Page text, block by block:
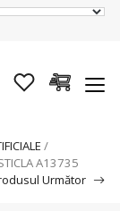
/
A13735
Următor